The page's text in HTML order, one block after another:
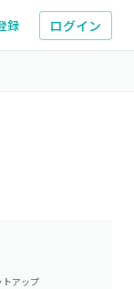
録 ログイン
トアップ